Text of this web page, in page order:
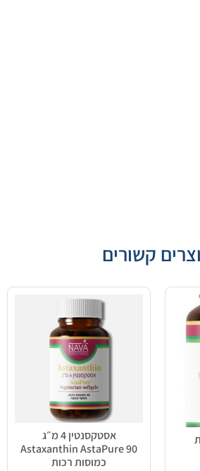
קשורים
אסטקסנטין 4 מ״ג
Astaxanthin AstaPure 90
כמוסות רכות